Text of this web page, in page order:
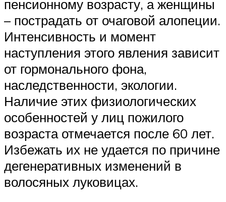
пенсионному возрасту, а женщины
– пострадать от очаговой алопеции.
Интенсивность и момент
наступления этого явления зависит
от гормонального фона,
наследственности, экологии.
Наличие этих физиологических
особенностей у лиц пожилого
возраста отмечается после 60 лет.
Избежать их не удается по причине
дегенеративных изменений в
волосяных луковицах.